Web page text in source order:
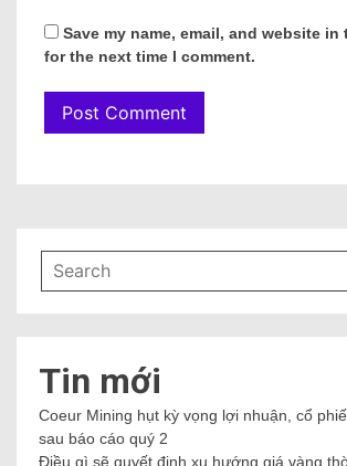
Save my name, email, and website in
for the next time I comment.
Tin mới
Coeur Mining hụt kỳ vọng lợi nhuận, cổ
sau báo cáo quý 2
Điều gì sẽ quyết định xu hướng giá vàng